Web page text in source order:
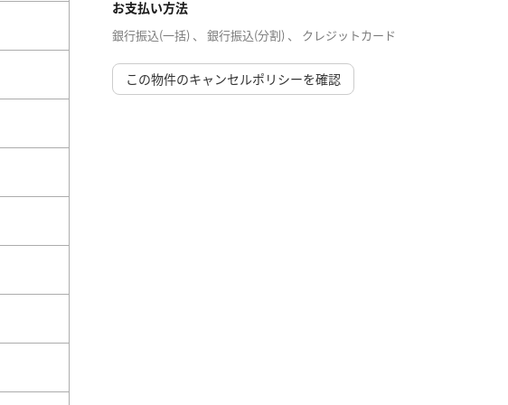
お支払い方法
銀行振込(一括) 、 銀行振込(分割) 、 クレジットカード
この物件のキャンセルポリシーを確認